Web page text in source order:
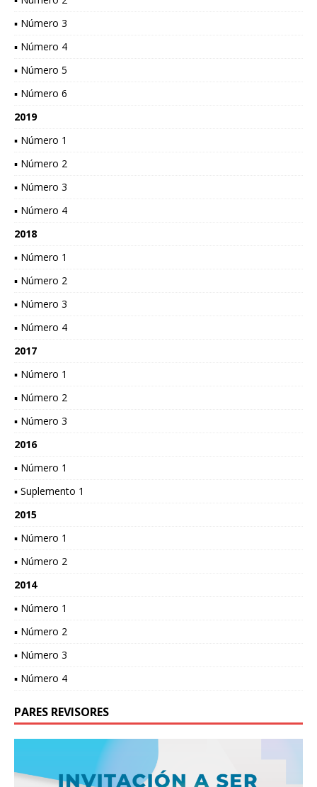
▪ Número 3
▪ Número 4
▪ Número 5
▪ Número 6
2019
▪ Número 1
▪ Número 2
▪ Número 3
▪ Número 4
2018
▪ Número 1
▪ Número 2
▪ Número 3
▪ Número 4
2017
▪ Número 1
▪ Número 2
▪ Número 3
2016
▪ Número 1
▪ Suplemento 1
2015
▪ Número 1
▪ Número 2
2014
▪ Número 1
▪ Número 2
▪ Número 3
▪ Número 4
PARES REVISORES